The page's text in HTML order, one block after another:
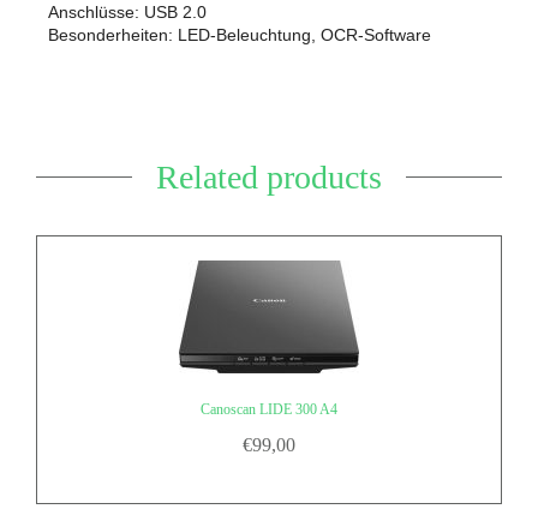
Anschlüsse: USB 2.0
Besonderheiten: LED-Beleuchtung, OCR-Software
Related products
Canoscan LIDE 300 A4
€99,00